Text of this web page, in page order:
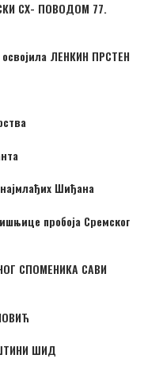
CX- ПОВОДОМ 77.
ЛЕНКИН ПРСТЕН
Шиђана
пробоја Сремског
СПОМЕНИКА САВИ
ШИД